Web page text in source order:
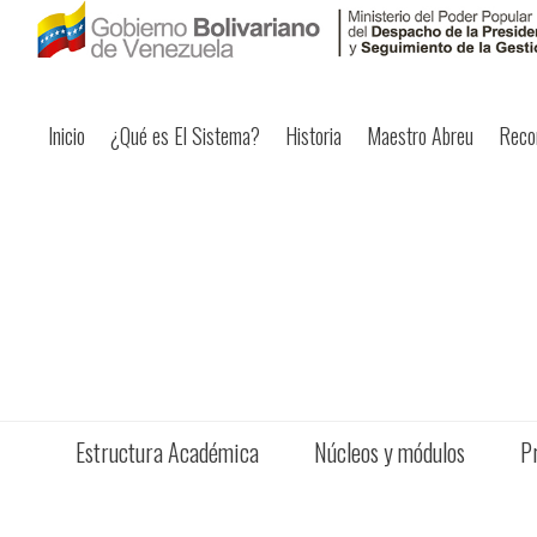
Inicio ¿Qué es El Sistema? Historia Maestro Abreu
Estructura Académica Núcleos y módulos